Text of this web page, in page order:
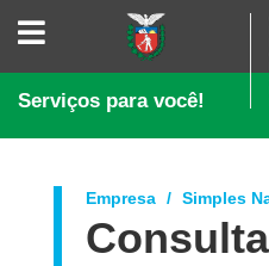
CONSELHO
ESTADUAL
GOVERNANÇA
E
DA
Serviços para você!
Empresa Simples